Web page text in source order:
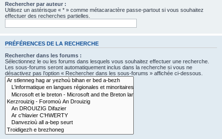
Rechercher par auteur :
Utilisez un astérisque « * » comme métacaractère passe-partout si vous souhaitez
effectuer des recherches partielles.
PRÉFÉRENCES DE LA RECHERCHE
Rechercher dans les forums :
Sélectionnez le ou les forums dans lesquels vous souhaitez effectuer une recherche.
Les sous-forums seront automatiquement inclus dans la recherche si vous ne
désactivez pas l’option « Rechercher dans les sous-forums » affichée ci-dessous.